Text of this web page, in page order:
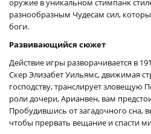
оружие в уникальном стимпанк
разнообразным Чудесам сил,
боги.
Развивающийся сюжет
Действие игры разворачивается в
Скер Элизабет Уильямс, движимая
господству, транслирует зловещую
роли дочери, Арианвен, вам
Пробудившись от загадочного сна,
чтобы прервать вещание и спасти